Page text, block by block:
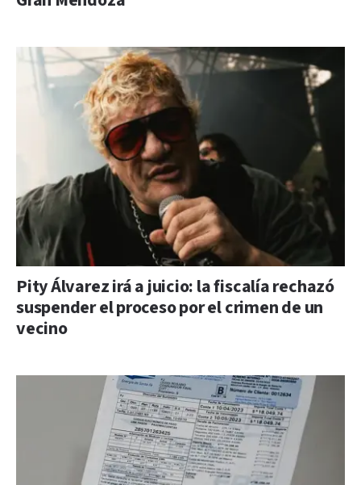
Pity Álvarez irá a juicio: la fiscalía rechazó
suspender el proceso por el crimen de un
vecino